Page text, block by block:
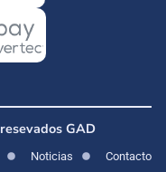
GAD
Noticias Contacto